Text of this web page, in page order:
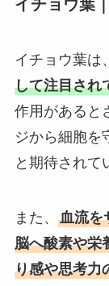
イチョウ葉
イチョウ葉は、
して注目され
作用があると
ジから細胞を
と期待されて
また、 血流を
脳へ酸素や栄
り感や思考力